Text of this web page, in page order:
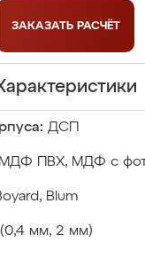
ЗАКАЗАТЬ РАСЧЁТ
ДСП
ПВХ, МДФ с
Blum
(0,4 мм, 2 мм)